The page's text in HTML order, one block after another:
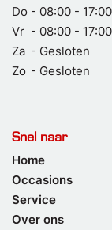
Do - 08:00 - 17:00
Vr - 08:00 - 17:00
Za - Gesloten
Zo - Gesloten
Snel naar
Home
Occasions
Service
Over ons